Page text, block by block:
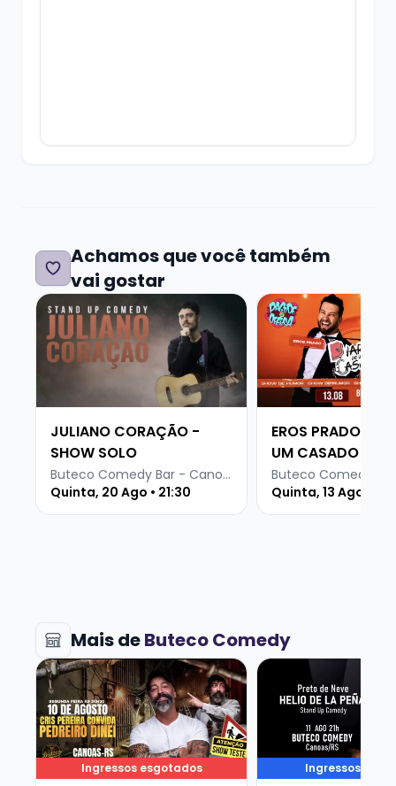
com 24h de antecedência para o show, e de
Os ingressos têm validade até o início do
show.
É isso, divirta-se!
Achamos que você também
vai gostar
Veja mais sobre JULIANO CORAÇÃO - SHOW SOLO
JULIANO CORAÇÃO -
SHOW SOLO
Buteco Comedy Bar - Canoas
Quinta, 20 Ago • 21:30
Veja mais sobre
EROS PRADO -
UM CASADO
Quinta, 13 Ago • 19
Mais deButeco Comedy
Veja mais sobre CRIS PEREIRA - CONVIDA PEDREIRO
Ingressos esgotados
Veja mais sobre
Ingressos